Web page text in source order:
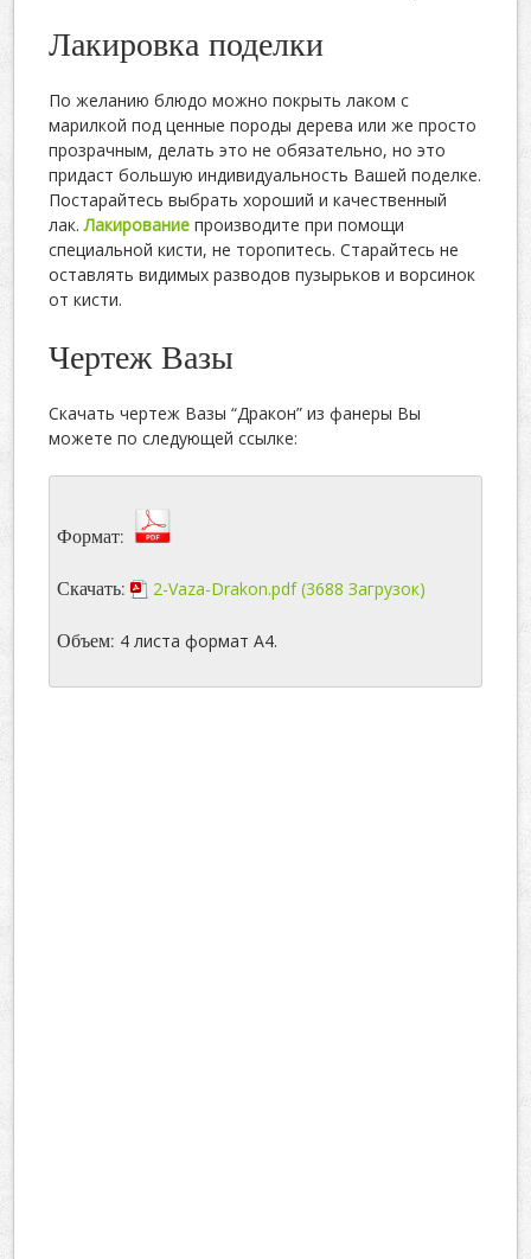
Лакировка поделки
По желанию блюдо можно покрыть лаком с
марилкой под ценные породы дерева или же просто
прозрачным, делать это не обязательно, но это
придаст большую индивидуальность Вашей поделке.
Постарайтесь выбрать хороший и качественный
лак.Лакирование производите при помощи
специальной кисти, не торопитесь. Старайтесь не
оставлять видимых разводов пузырьков и ворсинок
от кисти.
Чертеж Вазы
Скачать чертеж Вазы “Дракон” из фанеры Вы
можете по следующей ссылке:
Формат:
Скачать: 2-Vaza-Drakon.pdf (3688 Загрузок)
Объем: 4 листа формат А4.